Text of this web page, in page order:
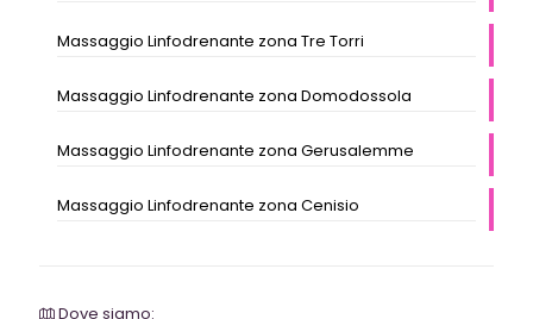
Massaggio Linfodrenante zona Tre Torri
Massaggio Linfodrenante zona Domodossola
Massaggio Linfodrenante zona Gerusalemme
Massaggio Linfodrenante zona Cenisio
Dove siamo: